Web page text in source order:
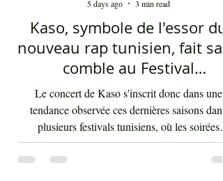
Kaso, symbole de l'essor du
nouveau rap tunisien, fait
comble au Festival
international de Sfax - Par
Le concert de Kaso s'inscrit donc dans une
tendance observée ces dernières saisons dans
Sofien Manaï
5 days ago
3 min read